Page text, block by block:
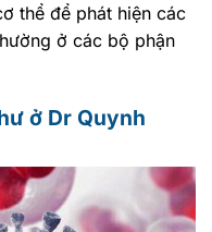
thể để phát hiện các
ở các bộ phận
ở Dr Quynh